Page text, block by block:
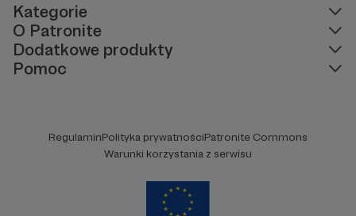
Kategorie
O Patronite
Dodatkowe produkty
Pomoc
RegulaminPolityka prywatnościPatronite Commons
Warunki korzystania z serwisu